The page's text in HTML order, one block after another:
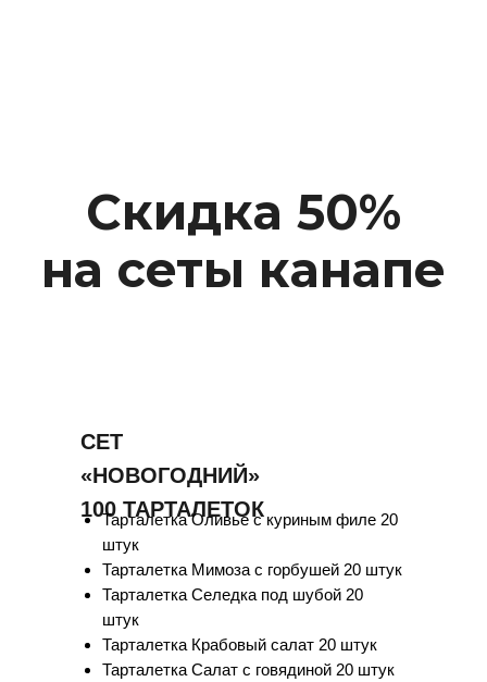
на сеты канапе
СЕТ
«НОВОГОДНИЙ»
100 ТАРТАЛЕТОК
Тарталетка Оливье с куриным филе 20
штук
Тарталетка Мимоза с горбушей 20 штук
Тарталетка Селедка под шубой 20
штук
Тарталетка Крабовый салат 20 штук
Тарталетка Салат с говядиной 20 штук